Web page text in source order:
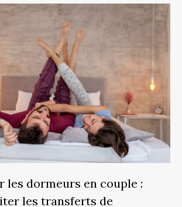
les dormeurs en couple :
les transferts de